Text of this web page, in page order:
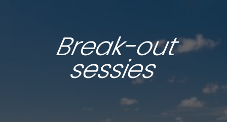
Break-out
sessies